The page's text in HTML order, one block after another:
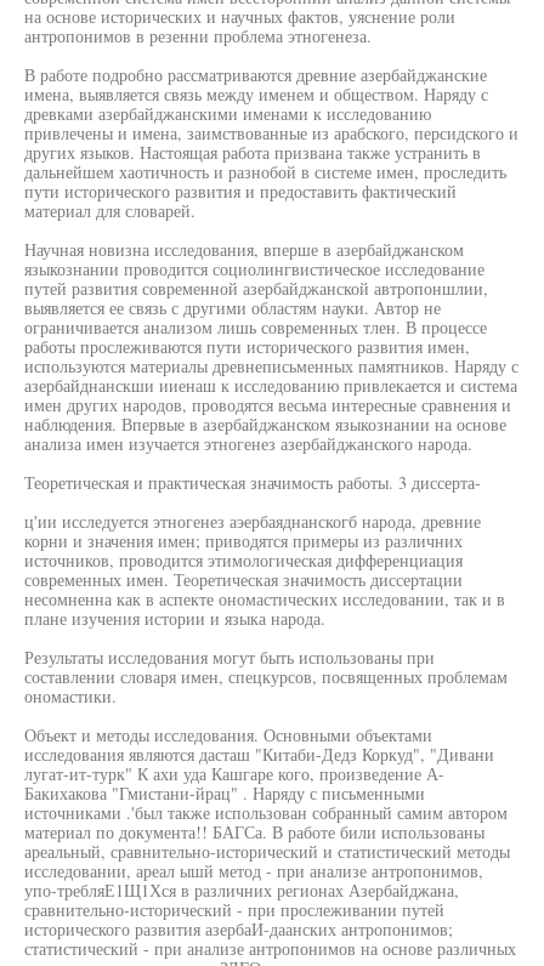
на основе исторических и научных фактов, уяснение роли
антропонимов в резенни проблема этногенеза.
В работе подробно рассматриваются древние азербайджанские
имена, выявляется связь между именем и обществом. Наряду с
древками азербайджанскими именами к исследованию
привлечены и имена, заимствованные из арабского, персидского и
других языков. Настоящая работа призвана также устранить в
дальнейшем хаотичность и разнобой в системе имен, проследить
пути исторического развития и предоставить фактический
материал для словарей.
Научная новизна исследования, вперше в азербайджанском
языкознании проводится социолингвистическое исследование
путей развития современной азербайджанской автропоншлии,
выявляется ее связь с другими областям науки. Автор не
ограничивается анализом лишь современных тлен. В процессе
работы прослеживаются пути исторического развития имен,
используются материалы древнеписьменных памятников. Наряду с
азербайднанскши ииенаш к исследованию привлекается и система
имен других народов, проводятся весьма интересные сравнения и
наблюдения. Впервые в азербайджанском языкознании на основе
анализа имен изучается этногенез азербайджанского народа.
Теоретическая и практическая значимость работы. 3 диссерта-
ц'ии исследуется этногенез аэербаяднанскогб народа, древние
корни и значения имен; приводятся примеры из различних
источников, проводится этимологическая дифференциация
современных имен. Теоретическая значимость диссертации
несомненна как в аспекте ономастических исследовании, так и в
плане изучения истории и языка народа.
Результаты исследования могут быть использованы при
составлении словаря имен, спецкурсов, посвященных проблемам
ономастики.
Объект и методы исследования. Основными объектами
исследования являются дасташ "Китаби-Дедз Коркуд", "Дивани
лугат-ит-турк" К ахи уда Кашгаре кого, произведение А-
Бакихакова "Гмистани-йрац" . Наряду с письменными
источниками .'был также использован собранный самим автором
материал по документа!! БАГСа. В работе били использованы
ареальный, сравнительно-исторический и статистический методы
исследовании, ареал ышй метод - при анализе антропонимов,
упо-требляЕ1Щ1Хся в различних регионах Азербайджана,
сравнительно-исторический - при прослеживании путей
исторического развития азербаИ-даанских антропонимов;
статистический - при анализе антропонимов на основе различных